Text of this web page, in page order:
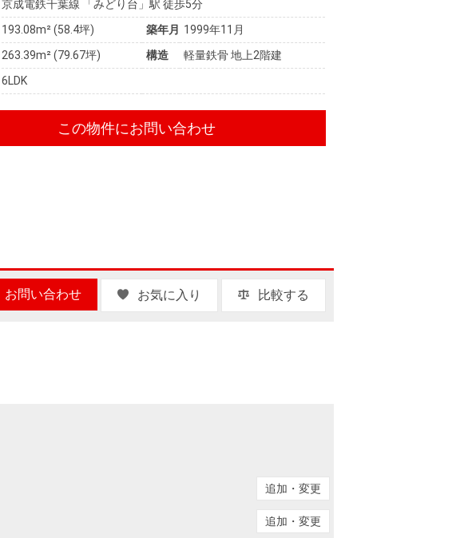
京成電鉄千葉線 「みどり台」駅 徒歩5分
193.08m² (58.4坪) 築年月
1999年11月
263.39m² (79.67坪) 構造
軽量鉄骨 地上2階建
6LDK
この物件にお問い合わせ
お問い合わせ お気に入り 比較する
追加・変更
追加・変更